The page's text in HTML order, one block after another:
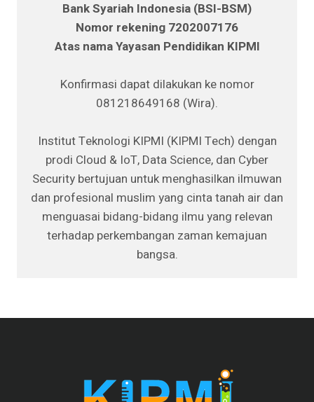
Bank Syariah Indonesia (BSI-BSM)
Nomor rekening 7202007176
Atas nama Yayasan Pendidikan KIPMI
Konfirmasi dapat dilakukan ke nomor
081218649168 (Wira).
Institut Teknologi KIPMI (KIPMI Tech) dengan
prodi Cloud & IoT, Data Science, dan Cyber
Security bertujuan untuk menghasilkan ilmuwan
dan profesional muslim yang cinta tanah air dan
menguasai bidang-bidang ilmu yang relevan
terhadap perkembangan zaman kemajuan
bangsa.